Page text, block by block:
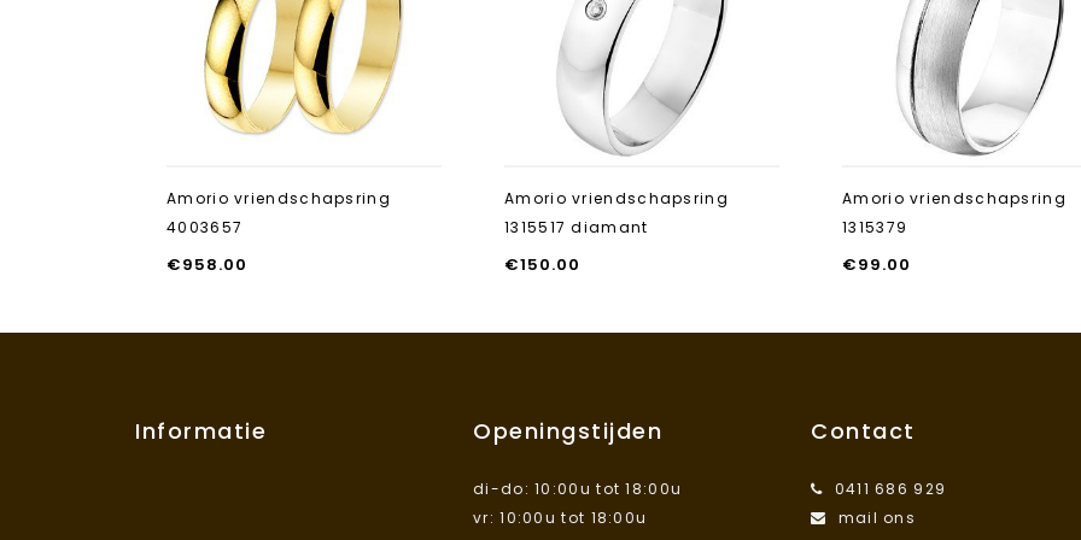
Amorio vriendschapsring
4003657
€958.00
Amorio vriendschapsring
1315517 diamant
€150.00
Amorio vriendschapsring
1315379
€99.00
Informatie Openingstijden
di-do: 10:00u tot 18:00u
vr: 10:00u tot 18:00u
Contact
0411 686 929
mail ons